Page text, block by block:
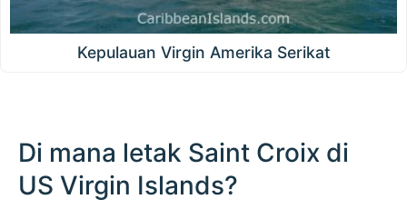
Kepulauan Virgin Amerika Serikat
Di mana letak Saint Croix di
US Virgin Islands?
100 km / 62.1 mi